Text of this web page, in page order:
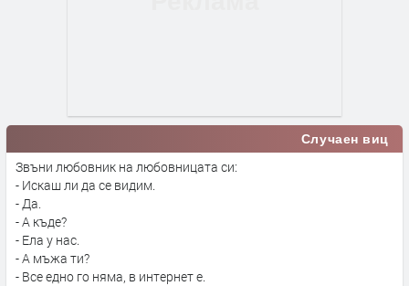
Случаен виц
Звъни любовник на любовницата си:
- Искаш ли да се видим.
- Да.
- А къде?
- Ела у нас.
- А мъжа ти?
- Все едно го няма, в интернет е.